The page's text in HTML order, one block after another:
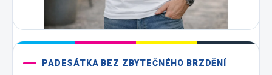
PADESÁTKA BEZ ZBYTEČNÉHO BRZDĚNÍ